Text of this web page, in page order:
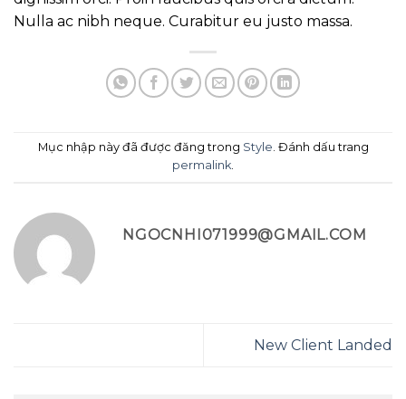
Nulla ac nibh neque. Curabitur eu justo massa.
Mục nhập này đã được đăng trong Style . Đánh dấu trang
permalink
NGOCNHI071999@GMAIL.COM
New Client Landed